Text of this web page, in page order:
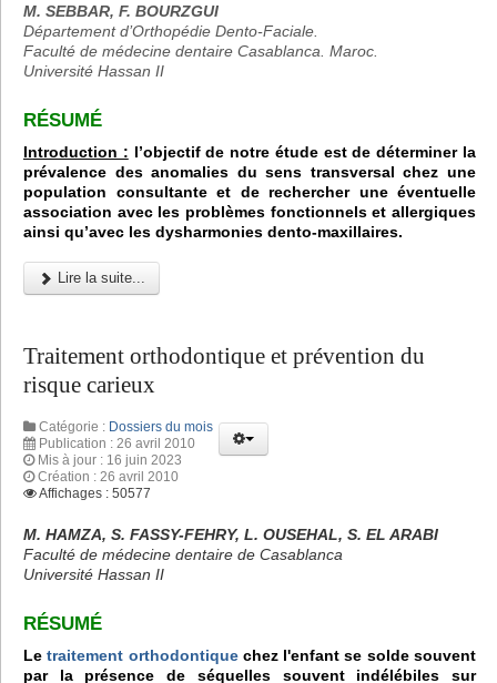
M. SEBBAR, F. BOURZGUI
Département d’Orthopédie Dento-Faciale.
Faculté de médecine dentaire Casablanca. Maroc.
Université Hassan II
RÉSUMÉ
Introduction : l’objectif de notre étude est de déterminer la
prévalence des anomalies du sens transversal chez une
population consultante et de rechercher une éventuelle
association avec les problèmes fonctionnels et allergiques
ainsi qu’avec les dysharmonies dento-maxillaires.
Lire la suite...
Traitement orthodontique et prévention du
risque carieux
Catégorie : Dossiers du mois
Publication : 26 avril 2010
Mis à jour : 16 juin 2023
Création : 26 avril 2010
Affichages : 50577
M. HAMZA, S. FASSY-FEHRY, L. OUSEHAL, S. EL ARABI
Faculté de médecine dentaire de Casablanca
Université Hassan II
RÉSUMÉ
Letraitement orthodontiquechez l'enfant se solde souvent
par la présence de séquelles souvent indélébiles sur